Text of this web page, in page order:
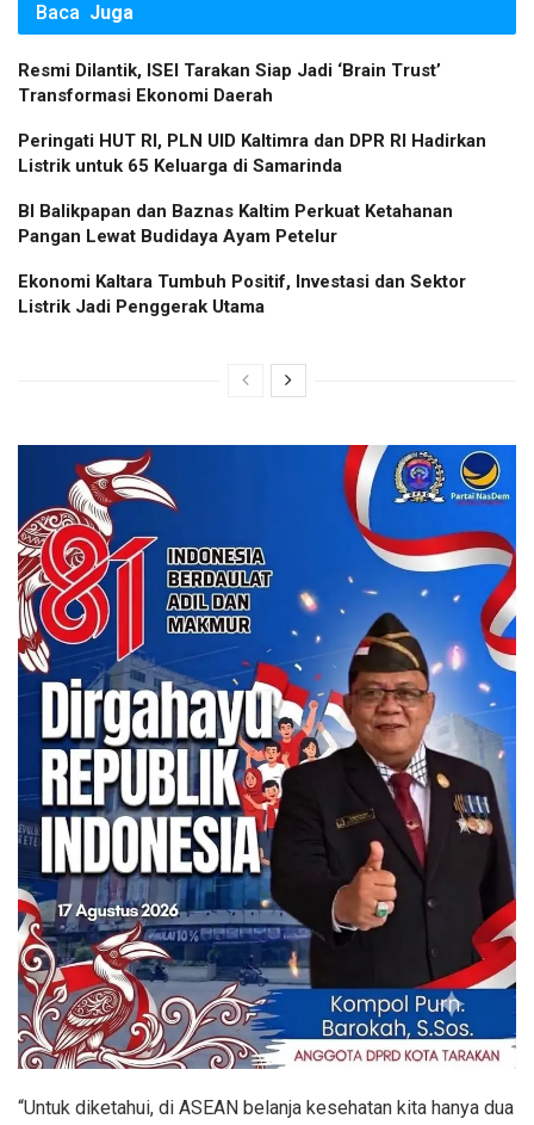
Baca Juga
Resmi Dilantik, ISEI Tarakan Siap Jadi ‘Brain Trust’
Transformasi Ekonomi Daerah
Peringati HUT RI, PLN UID Kaltimra dan DPR RI Hadirkan
Listrik untuk 65 Keluarga di Samarinda
BI Balikpapan dan Baznas Kaltim Perkuat Ketahanan
Pangan Lewat Budidaya Ayam Petelur
Ekonomi Kaltara Tumbuh Positif, Investasi dan Sektor
Listrik Jadi Penggerak Utama
“Untuk diketahui, di ASEAN belanja kesehatan kita hanya dua